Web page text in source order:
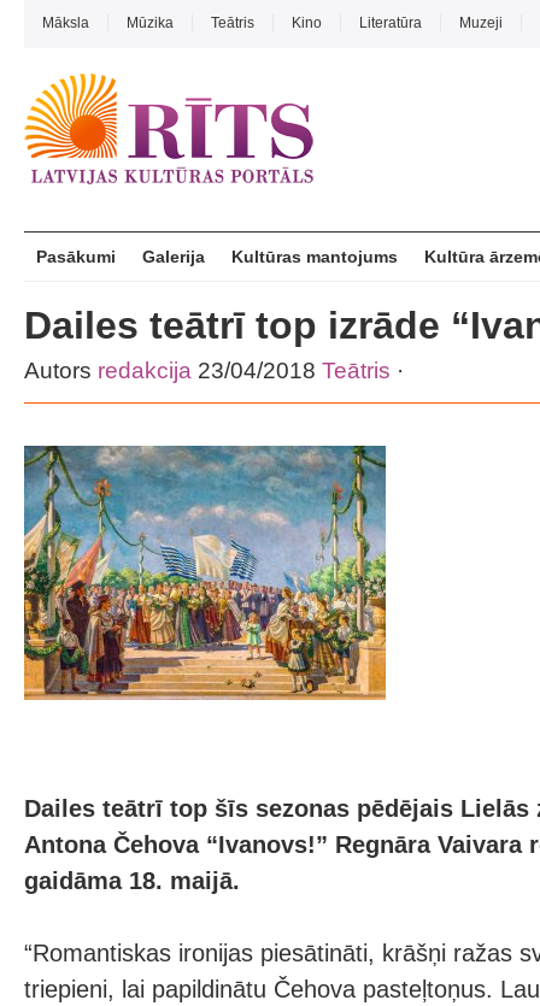
Māksla Mūzika Teātris Kino Literatūra Muzeji
Pasākumi Galerija Kultūras mantojums Kultūra
Dailes teātrī top izrāde
Autors redakcija 23/04/2018 Teātris ·
Dailes teātrī top šīs sezonas pēdējais Lielās
Antona Čehova “Ivanovs!” Regnāra Vaivara
gaidāma 18. maijā.
“Romantiskas ironijas piesātināti, krāšņi ražas
triepieni, lai papildinātu Čehova pasteļtoņus.